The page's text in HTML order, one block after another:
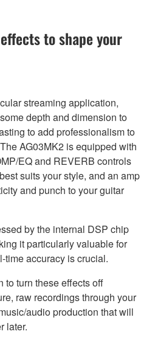
to shape your
streaming application,
depth and dimension to
to add professionalism to
AG03MK2 is equipped with
EQ and REVERB controls
suits your style, and an amp
and punch to your guitar
by the internal DSP chip
it particularly valuable for
time accuracy is crucial.
to turn these effects off
raw recordings through your
audio production that will
later.